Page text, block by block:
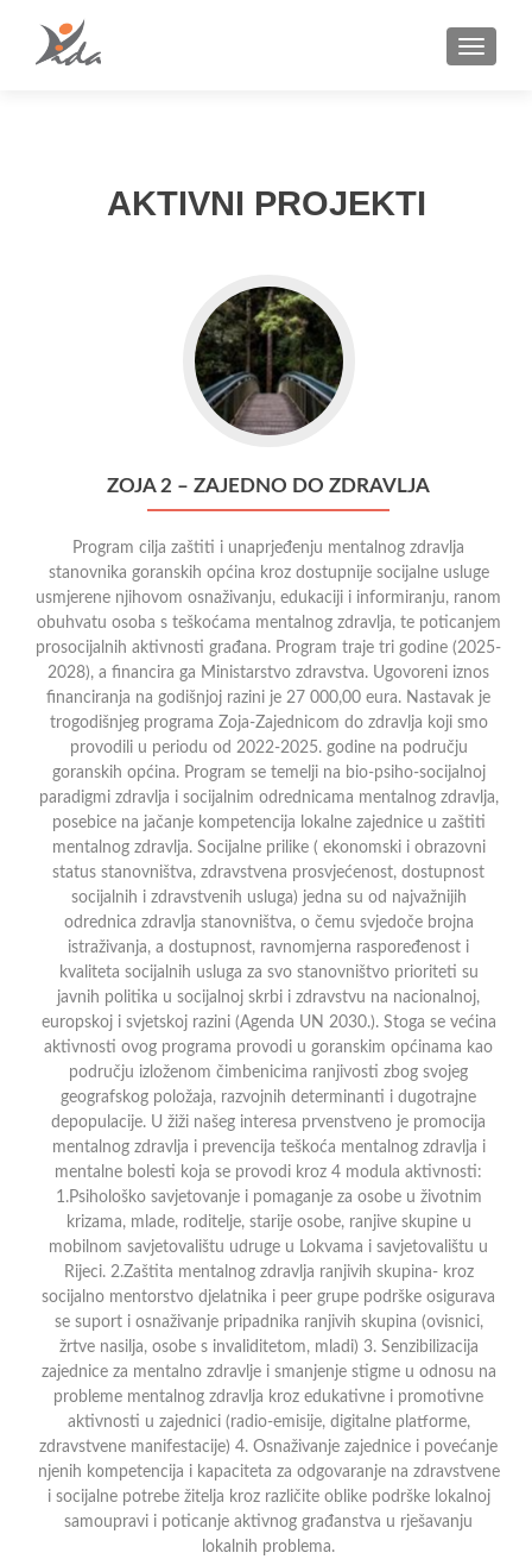
AKTIVNI PROJEKTI
ZOJA 2 – ZAJEDNO DO ZDRAVLJA
Program cilja zaštiti i unaprjeđenju mentalnog zdravlja
stanovnika goranskih općina kroz dostupnije socijalne usluge
usmjerene njihovom osnaživanju, edukaciji i informiranju, ranom
obuhvatu osoba s teškoćama mentalnog zdravlja, te poticanjem
prosocijalnih aktivnosti građana. Program traje tri godine (2025-
2028), a financira ga Ministarstvo zdravstva. Ugovoreni iznos
financiranja na godišnjoj razini je 27 000,00 eura. Nastavak je
trogodišnjeg programa Zoja-Zajednicom do zdravlja koji smo
provodili u periodu od 2022-2025. godine na području
goranskih općina. Program se temelji na bio-psiho-socijalnoj
paradigmi zdravlja i socijalnim odrednicama mentalnog zdravlja,
posebice na jačanje kompetencija lokalne zajednice u zaštiti
mentalnog zdravlja. Socijalne prilike ( ekonomski i obrazovni
status stanovništva, zdravstvena prosvjećenost, dostupnost
socijalnih i zdravstvenih usluga) jedna su od najvažnijih
odrednica zdravlja stanovništva, o čemu svjedoče brojna
istraživanja, a dostupnost, ravnomjerna raspoređenost i
kvaliteta socijalnih usluga za svo stanovništvo prioriteti su
javnih politika u socijalnoj skrbi i zdravstvu na nacionalnoj,
europskoj i svjetskoj razini (Agenda UN 2030.). Stoga se većina
aktivnosti ovog programa provodi u goranskim općinama kao
području izloženom čimbenicima ranjivosti zbog svojeg
geografskog položaja, razvojnih determinanti i dugotrajne
depopulacije. U žiži našeg interesa prvenstveno je promocija
mentalnog zdravlja i prevencija teškoća mentalnog zdravlja i
mentalne bolesti koja se provodi kroz 4 modula aktivnosti:
1.Psihološko savjetovanje i pomaganje za osobe u životnim
krizama, mlade, roditelje, starije osobe, ranjive skupine u
mobilnom savjetovalištu udruge u Lokvama i savjetovalištu u
Rijeci. 2.Zaštita mentalnog zdravlja ranjivih skupina- kroz
socijalno mentorstvo djelatnika i peer grupe podrške osigurava
se suport i osnaživanje pripadnika ranjivih skupina (ovisnici,
žrtve nasilja, osobe s invaliditetom, mladi) 3. Senzibilizacija
zajednice za mentalno zdravlje i smanjenje stigme u odnosu na
probleme mentalnog zdravlja kroz edukativne i promotivne
aktivnosti u zajednici (radio-emisije, digitalne platforme,
zdravstvene manifestacije) 4. Osnaživanje zajednice i povećanje
njenih kompetencija i kapaciteta za odgovaranje na zdravstvene
i socijalne potrebe žitelja kroz različite oblike podrške lokalnoj
samoupravi i poticanje aktivnog građanstva u rješavanju
lokalnih problema.